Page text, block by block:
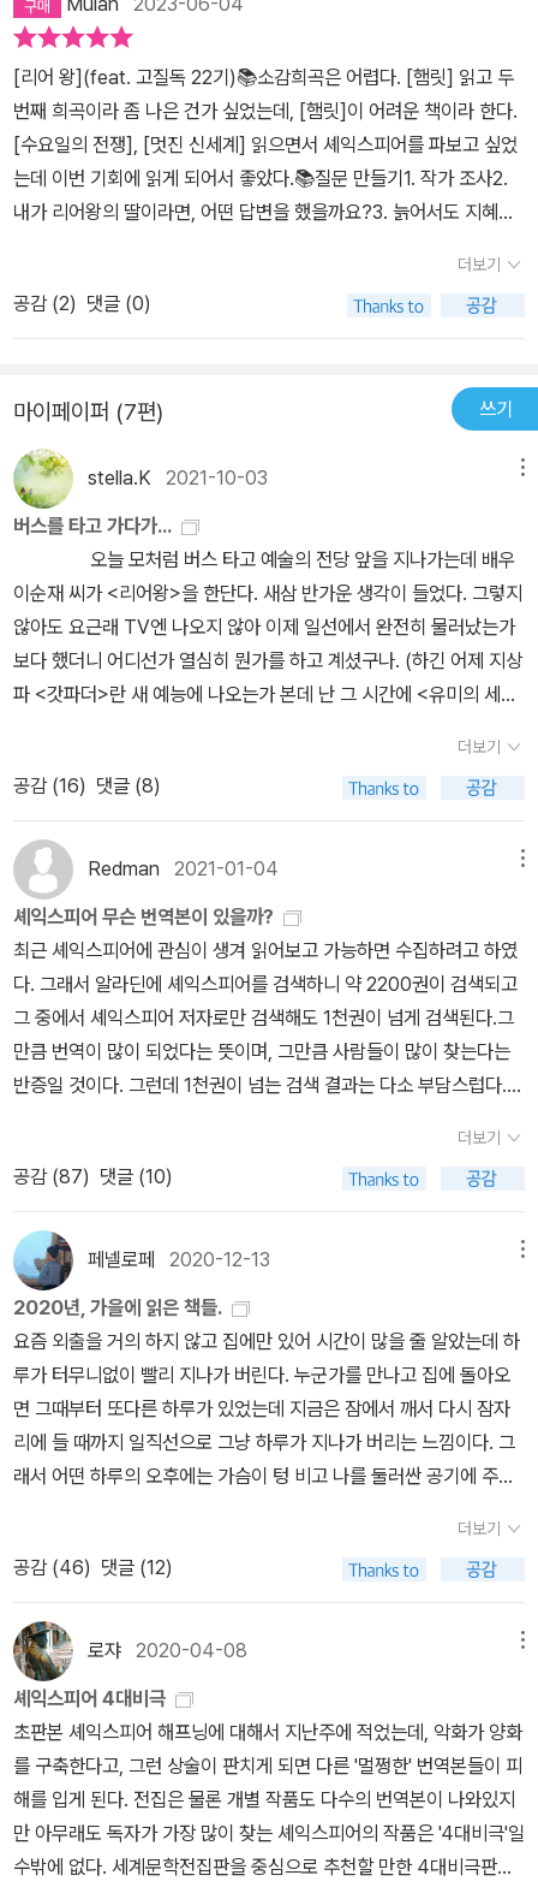
[리어 왕](feat. 고질독 22기)📚소감희곡은 어렵다. [햄릿] 읽고 두
번째 희곡이라 좀 나은 건가 싶었는데, [햄릿]이 어려운 책이라 한다.
[수요일의 전쟁], [멋진 신세계] 읽으면서 셰익스피어를 파보고 싶었
는데 이번 기회에 읽게 되어서 좋았다.📚질문 만들기1. 작가 조사2.
내가 리어왕의 딸이라면, 어떤 답변을 했을까요?3. 늙어서도 지혜로
나요?5. 부모님에게 어떻게 대하나요?6. 더 큰 어려움으로 작은 어
려움을 극복할 수 있을까요?7. 참아야 할 것과 성내야 할 것을 잘 분
간하나요?8. 고통을 감내하며 살 수 있는 동력은 무엇일까요?9. 명
까요?내가 뽑았던 질문은 3번, ‘늙어서도 지혜로운 사람이 되려면 어
떻게 해야 할까요?‘였다. 다른 질문들도 3번에 포함된다고 생각되는
데, 대립되는 것을 구분한다는 것, 부모와 자식간의 관계, 이 모든 것
들이 나이가 들어서도 지혜로워지고 싶은 내 마음에서 시작한 것 같
다는 생각이 들기 때문이다.-어거스틴에 의하면 이 모든 것은 성령님
의 조명하심으로 가능하겠지만.📚인물탐구📌리어 왕: 믿는 도끼에
발등 찍힌 왕세 딸이 자신을 얼마나 사랑하는지를 확인받고 싶어하다
가 비극이 시작된다. 두 딸이 자신에게 아첨하는 것을 듣고 두 딸에게
자신의 몸을 의탁하려 했지만 결국은 팽 당한다. 셋째 딸을 가장 아꼈
만큼 사랑하지는 않는다고 말하는 딸에게 상처를 받고 쫓아낸다. 세
딸 모두를 너무 믿었다. 그 사랑을 꼭 확인했어야 했나. 혹은, 가까운
사이라면 확인할 수밖에 없나.📌코딜리어: 사실만을 이야기하다가
비극에 휩쓸린 인물코딜리어가 리어 왕에게 아버지를 사랑한다는 것
을 더 잘 표현했다면 어땠을까, 하는 아쉬움이 남는다. 같은 말이라도
‘아‘ 다르고 ‘어‘ 다른 건데. 코딜리어의 말이 좀 달랐다면, 비극을 향
해 가지 않았을 것 같다고 생각했다.📌글로스터: 왕에게는 충직했으
나, 가정에는 귀가 얇았다.‘남보다 더 모르는 게 가족‘이라는 것을 이
인물이 잘 보여준다는 생각이 들었다. 자신의 일은 잘 처리하면서, 가
정에는 그렇지 못했다. 📌에드가: 끝까지 아버지를 지키려고 했던 인
물블랙빈 님의 설명이 좋았다. 자신이 받은 사랑을 깨닫지 못하다가,
어 왕이 딸들에게 버림받기 전 왕국을 잘 통치했을(아마도?) 때부터
었을 거라는 설명에 고개를 끄덕였다.📌바보 광대: 우리나라 탈춤의
말뚝이 역할. 수면 위에서 내뱉을 수 없는 말을 바보라는 이름으로 툭
툭 내뱉은 인물바보 광대를 보고 딱 말뚝이가 떠올랐다. 바보광대는
팩폭러이면서, 제3자의 입장에서 주인공에게 조언을 한다. 물론, 다
른 사람은 이해할 수 없는 말이기에 바보라고 불린다.🏷눈이 흐려진
다(빠진다)는 것의 의미는 무엇인가?제일 처음 생각한 것은 ‘안목의
정욕‘이었다. 글로 적으니 정리가 된다. 눈으로 볼 수 없으니 판단력이
회복되는 것 같다고 얘기했는데, 눈으로 볼 수 없다는 것 자체가 ‘안목
의 정욕‘과 거리가 멀어지는 삶이니 당연히 판단력이 회복되겠다는
생각이 든다. 자신의 눈을 가려야 다른 사람의 눈이 보이게 되는 걸까.
어 왕]에서 비극의 원인은 무엇인가?나는 ‘왜곡된 욕구‘라고 답했는
데, 블랙빈 님은 ‘말‘이라고 하셨고, 윤주 님은 ‘사랑을 제대로 표현하
지 못하는 것‘이라고 하셨다. 🏷[폭풍의 언덕], [리어 왕]에서 공통적
으로 볼 수 있는 비극의 원천은 무엇인가?생각해보니 결국은 ‘사
랑‘이 문제였나 싶었다. 말과 행동으로 드러나는 왜곡된 ‘사랑‘의 방식
들.📚질문픽📌늙어서도 지혜로운 사람이 되려면 어떻게 해야 할까
요?늙어서도 지혜로운 사람이 있고, 판단력이 흐려지는 사람이 있다.
한 인물을 두고 본다면, 존경해마지 않던 분이 존경할 분이 아니었나
더보기
공감 (2) 댓글 (0)
마이페이퍼 (7편) 쓰기
stella.K 2021-10-03
버스를 타고 가다가...
이순재 씨가 <리어왕>을 한단다. 새삼 반가운 생각이 들었다. 그렇지
않아도 요근래 TV엔 나오지 않아 이제 일선에서 완전히 물러났는가
보다 했더니 어디선가 열심히 뭔가를 하고 계셨구나. (하긴 어제 지상
파 <갓파더>란 새 예능에 나오는가 본데 난 그 시간에 <유미의 세포
마는 안 보다 어제 오후 5회 재방을 보고 넘 재밌어 본방사수 했
다.) 셰익스피어의 작품이야 누가 해도 멋있게 잘 하겠지만(그만큼
아무나 할 수 있는 것 아니겠지만) 이순재 배우가 한다니 관심이 간
다.모쪼록 막공까지 잘 하셨으면 좋겠다. 그안에 내 안의 연극 세포가
좀처럼 수그러들지 않으면 보러가고.
더보기
공감 (16) 댓글 (8)
Redman 2021-01-04
셰익스피어 무슨 번역본이 있을까?
최근 셰익스피어에 관심이 생겨 읽어보고 가능하면 수집하려고 하였
다. 그래서 알라딘에 셰익스피어를 검색하니 약 2200권이 검색되고
그 중에서 셰익스피어 저자로만 검색해도 1천권이 넘게 검색된다.그
만큼 번역이 많이 되었다는 뜻이며, 그만큼 사람들이 많이 찾는다는
반증일 것이다. 그런데 1천권이 넘는 검색 결과는 다소 부담스럽다.
은 메이저 출판사 제외하면 무슨 역본이 있는지도 잘 못 찾겠다. 그래
서 이번 페이퍼에서는 우선 번역자별 비교는 차치하고, 어떤 번역본
이 있는지만 정리해보려 한다.다 정리한 다음에 가장 끌리는 판본은
김정환 역본과 시공사와 펭귄클래식이다. 펭귄은 무엇보다 표지가 ㅎ
ㅎ 1. 민음사 최종철 민음사 컬렉션으로도 유명한 민음사. 전집도 발
간하고 있는데 왜인지 이 5권이 끝이다. 그래도 주요 희극과 비극은
단권으로 번역되어 있다. 번역의 최종철은 '연세대학교 영어영문학과
를 졸업했다. 연세대학교 및 미네소타 대학교에서 문학석사 학위를,
미시건 대학교에서 문학박사 학위를 취득했다. 연세대학교 영어영문
학과 교수로 재직 중이다.' 그가 민음사에서 나오는 셰익스피어 작품
을 거의 다 번역하고 있다. 이분만의 특징은 '운율을 살린 운문 번
역'이라는 점과 우선 최신 번역이라는 점이다. 소네트 번역은 2007
년에 작고하신 피천득 선생의 번역을 썼다.2. 열린책들 박우수 번역
햄릿 같은 비극 위주로 번역하였다. 그의 소네트도 번역되었다. 번역
에 박우수는 셰익시프어 전공자로, <셰익스피어의 역사극> <셰익스
피어와 인간의 확장> <셰익스피어와 바다> 같은 연구서들도 냈다.
그래서 전공자가 직접 번역했다는 점에서 포인트가 있다.3. 한국외국
어대학교출판부 지식출판원 한국외국어대학교출판부에서 총 11작품
을 번역했다. 이중 3작품을 번역한 박우수는 위의 그 인물과 동일인
물이다. 외대 교수라고 한다. 이 외에 다른 역자들도 주로 셰익스피어
연구가들이다. 4. 문학과 지성사 이상섭 역 시, 인문, 문학 등으로 유
더보기
공감 (87) 댓글 (10)
페넬로페 2020-12-13
2020년, 가을에 읽은 책들.
요즘 외출을 거의 하지 않고 집에만 있어 시간이 많을 줄 알았는데 하
루가 터무니없이 빨리 지나가 버린다. 누군가를 만나고 집에 돌아오
면 그때부터 또다른 하루가 있었는데 지금은 잠에서 깨서 다시 잠자
리에 들 때까지 일직선으로 그냥 하루가 지나가 버리는 느낌이다. 그
래서 어떤 하루의 오후에는 가슴이 텅 비고 나를 둘러싼 공기에 주눅
쳐진 요동벌판을 지나며 '인생이란 본시 어디에도 의탁할 곳 없이 다
만 하늘을 이고 땅을 밟은 채 떠도는 존재일 뿐' 이라며 그곳이 훌륭한
울음터라고 했듯이 한번씩 나에게도 통곡할 울음터가 필요하다. 지
난 가을엔 책은 많이 읽었는데 거의 정리를 하지 못했다. 시간은 가고
기억은 사라져 가서 안타까웠지만 할 수가 없었다. 이제 겨우 정신이
좀 돌아와 그동안 읽은 책에 대해 조금씩이라도 정리를 해야겠다. 이
해가 가고 있고 내년엔 또 새 책을 읽어야 하기에 어서 내 언저리에서
맴돌고 있는 것들을 보내야 할 것 같다. 시대와 장소는 다
르지만 이 두 문장가는 우리들에게 패러다임의 변화를 요구한다. 광
활한 우주의 한 점 초록별에 사는 지구인들에게, 벌써 망해버린 명나
라의 유령들을 여전히 붙잡고 살아가는 답답한 이들에게 편협한 자기
더보기
공감 (46) 댓글 (12)
로쟈 2020-04-08
셰익스피어 4대비극
초판본 셰익스피어 해프닝에 대해서 지난주에 적었는데, 악화가 양화
를 구축한다고, 그런 상술이 판치게 되면 다른 '멀쩡한' 번역본들이 피
해를 입게 된다. 전집은 물론 개별 작품도 다수의 번역본이 나와있지
만 아무래도 독자가 가장 많이 찾는 셰익스피어의 작품은 '4대비극'일
수밖에 없다. 세계문학전집판을 중심으로 추천할 만한 4대비극판을